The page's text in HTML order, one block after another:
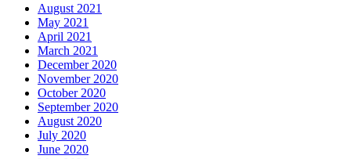
August 2021
May 2021
April 2021
March 2021
December 2020
November 2020
October 2020
September 2020
August 2020
July 2020
June 2020